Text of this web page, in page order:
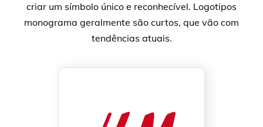
criar um símbolo único e reconhecível. Logotipos
monograma geralmente são curtos, que vão com
tendências atuais.